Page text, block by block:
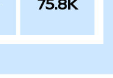
75.8K